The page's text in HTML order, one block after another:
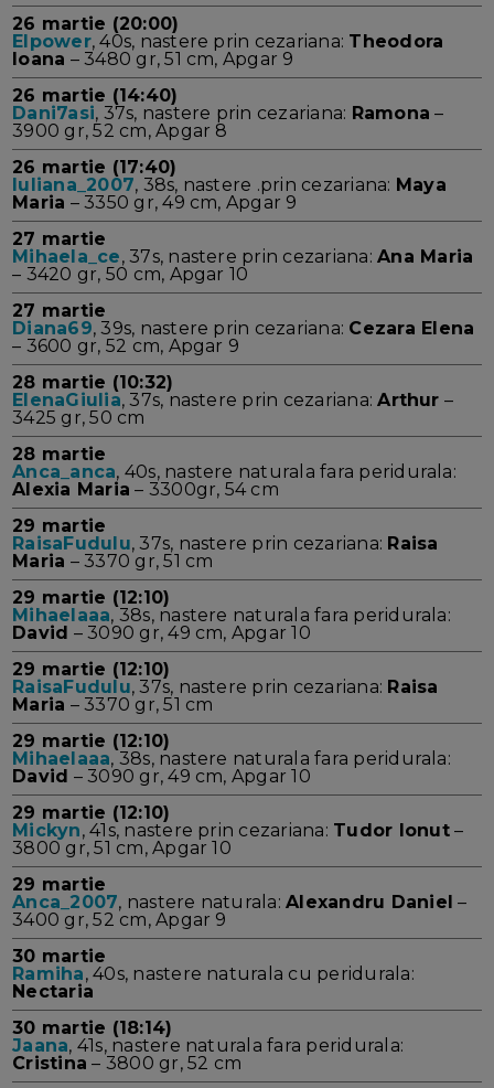
26 martie (20:00)
Elpower, 40s, nastere prin cezariana: Theodora
Ioana – 3480 gr, 51 cm, Apgar 9
26 martie (14:40)
Dani7asi, 37s, nastere prin cezariana: Ramona –
3900 gr, 52 cm, Apgar 8
26 martie (17:40)
Iuliana_2007, 38s, nastere .prin cezariana: Maya
Maria – 3350 gr, 49 cm, Apgar 9
27 martie
Mihaela_ce, 37s, nastere prin cezariana:Ana Maria
– 3420 gr, 50 cm, Apgar 10
27 martie
Diana69, 39s, nastere prin cezariana: Cezara Elena
– 3600 gr, 52 cm, Apgar 9
28 martie (10:32)
ElenaGiulia, 37s, nastere prin cezariana:Arthur –
3425 gr, 50 cm
28 martie
Anca_anca, 40s, nastere naturala fara peridurala:
Alexia Maria – 3300gr, 54 cm
29 martie
RaisaFudulu, 37s, nastere prin cezariana: Raisa
Maria – 3370 gr, 51 cm
29 martie (12:10)
Mihaelaaa, 38s, nastere naturala fara peridurala:
David – 3090 gr, 49 cm, Apgar 10
29 martie (12:10)
RaisaFudulu, 37s, nastere prin cezariana: Raisa
Maria – 3370 gr, 51 cm
29 martie (12:10)
Mihaelaaa, 38s, nastere naturala fara peridurala:
David – 3090 gr, 49 cm, Apgar 10
29 martie (12:10)
Mickyn, 41s, nastere prin cezariana: Tudor Ionut–
3800 gr, 51 cm, Apgar 10
29 martie
Anca_2007, nastere naturala:Alexandru Daniel –
3400 gr, 52 cm, Apgar 9
30 martie
Ramiha, 40s, nastere naturala cu peridurala:
Nectaria
30 martie (18:14)
Jaana, 41s, nastere naturala fara peridurala:
Cristina – 3800 gr, 52 cm